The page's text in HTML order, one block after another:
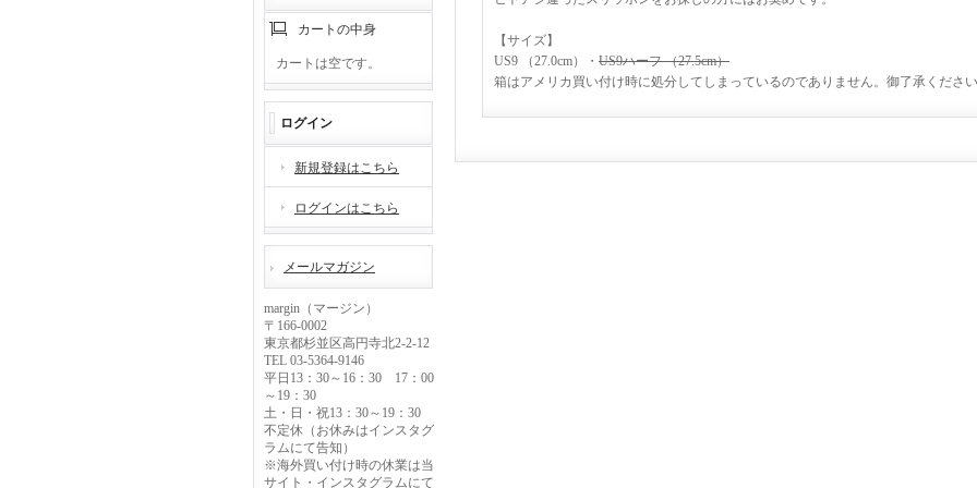
カートの中身
カートは空です。
ログイン
新規登録はこちら
ログインはこちら
メールマガジン
margin（マージン）
〒166-0002
東京都杉並区高円寺北2-2-12
TEL 03-5364-9146
平日13：30～16：30 17：00
～19：30
土・日・祝13：30～19：30
不定休（お休みはインスタグ
ラムにて告知）
※海外買い付け時の休業は当
サイト・インスタグラムにて
【サイズ】
US9 （27.0cm）・ US9ハーフ （27.5cm）
箱はアメリカ買い付け時に処分してしまっているのでありません。御了承くださ